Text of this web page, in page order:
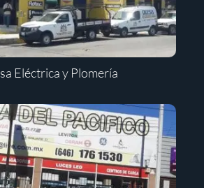
Eléctrica y Plomería